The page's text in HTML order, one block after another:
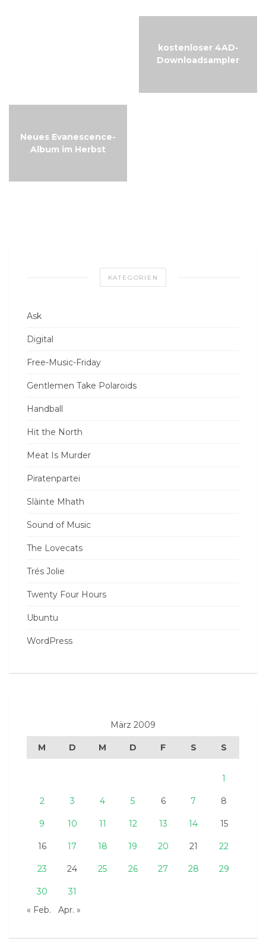
kostenloser 4AD-
Downloadsampler
Neues Evanescence-
Album im Herbst
KATEGORIEN
Ask
Digital
Free-Music-Friday
Gentlemen Take Polaroids
Handball
Hit the North
Meat Is Murder
Piratenpartei
Slàinte Mhath
Sound of Music
The Lovecats
Trés Jolie
Twenty Four Hours
Ubuntu
WordPress
März 2009
M D M D F S S
1
2 3 4 5 6 7 8
9 10 11 12 13 14 15
16 17 18 19 20 21 22
23 24 25 26 27 28 29
30
31
« Feb.
Apr. »